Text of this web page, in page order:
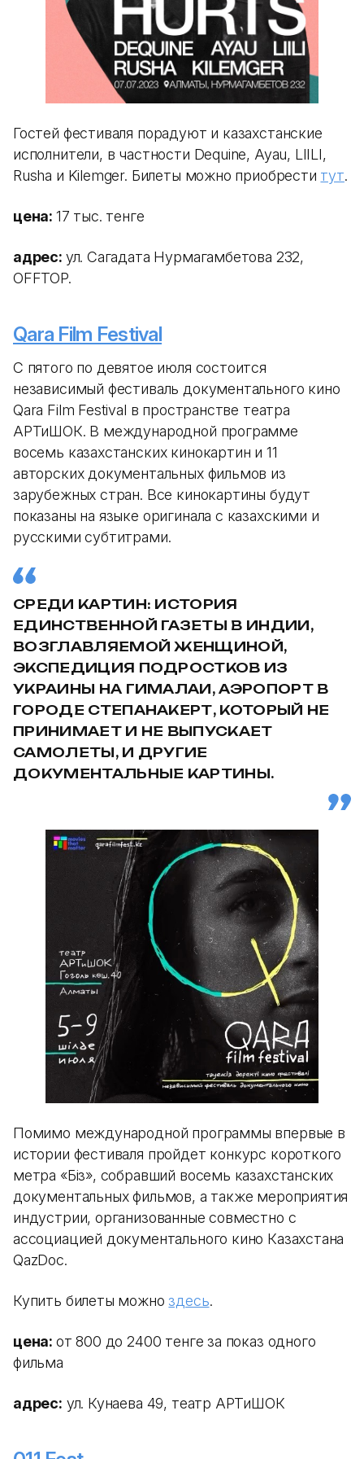
Гостей фестиваля порадуют и казахстанские
исполнители, в частности Dequine, Ayau, LIILI,
Rusha и Kilemger. Билеты можно приобрести тут.
цена: 17 тыс. тенге
адрес: ул. Сагадата Нурмагамбетова 232,
OFFTOP.
Qara Film Festival
С пятого по девятое июля состоится
независимый фестиваль документального кино
Qara Film Festival в пространстве театра
АРТиШОК. В международной программе
восемь казахстанских кинокартин и 11
авторских документальных фильмов из
зарубежных стран. Все кинокартины будут
показаны на языке оригинала с казахскими и
русскими субтитрами.
СРЕДИ КАРТИН: ИСТОРИЯ
ЕДИНСТВЕННОЙ ГАЗЕТЫ В ИНДИИ,
ВОЗГЛАВЛЯЕМОЙ ЖЕНЩИНОЙ,
ЭКСПЕДИЦИЯ ПОДРОСТКОВ ИЗ
УКРАИНЫ НА ГИМАЛАИ, АЭРОПОРТ В
ГОРОДЕ СТЕПАНАКЕРТ, КОТОРЫЙ НЕ
ПРИНИМАЕТ И НЕ ВЫПУСКАЕТ
САМОЛЕТЫ, И ДРУГИЕ
ДОКУМЕНТАЛЬНЫЕ КАРТИНЫ.
Помимо международной программы впервые в
истории фестиваля пройдет конкурс короткого
метра «Біз», собравший восемь казахстанских
документальных фильмов, а также мероприятия
индустрии, организованные совместно с
ассоциацией документального кино Казахстана
QazDoc.
Купить билеты можно здесь.
цена: от 800 до 2400 тенге за показ одного
фильма
адрес: ул. Кунаева 49, театр АРТиШОК